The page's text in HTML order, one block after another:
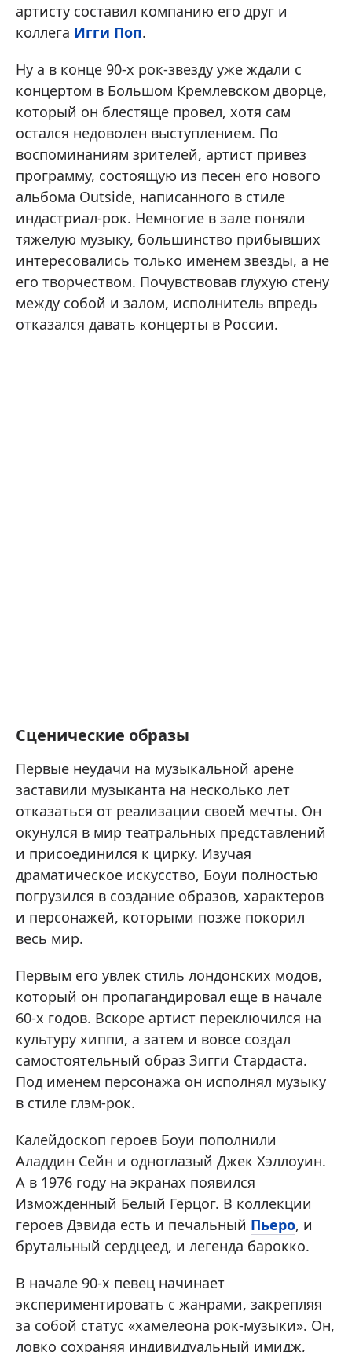
артисту составил компанию его друг и
коллега Игги Поп.
Ну а в конце 90-х рок-звезду уже ждали с
концертом в Большом Кремлевском дворце,
который он блестяще провел, хотя сам
остался недоволен выступлением. По
воспоминаниям зрителей, артист привез
программу, состоящую из песен его нового
альбома Outside, написанного в стиле
индастриал-рок. Немногие в зале поняли
тяжелую музыку, большинство прибывших
интересовались только именем звезды, а не
его творчеством. Почувствовав глухую стену
между собой и залом, исполнитель впредь
отказался давать концерты в России.
Сценические образы
Первые неудачи на музыкальной арене
заставили музыканта на несколько лет
отказаться от реализации своей мечты. Он
окунулся в мир театральных представлений
и присоединился к цирку. Изучая
драматическое искусство, Боуи полностью
погрузился в создание образов, характеров
и персонажей, которыми позже покорил
весь мир.
Первым его увлек стиль лондонских модов,
который он пропагандировал еще в начале
60-х годов. Вскоре артист переключился на
культуру хиппи, а затем и вовсе создал
самостоятельный образ Зигги Стардаста.
Под именем персонажа он исполнял музыку
в стиле глэм-рок.
Калейдоскоп героев Боуи пополнили
Аладдин Сейн и одноглазый Джек Хэллоуин.
А в 1976 году на экранах появился
Изможденный Белый Герцог. В коллекции
героев Дэвида есть и печальный Пьеро, и
брутальный сердцеед, и легенда барокко.
В начале 90-х певец начинает
экспериментировать с жанрами, закрепляя
за собой статус «хамелеона рок-музыки». Он,
ловко сохраняя индивидуальный имидж,